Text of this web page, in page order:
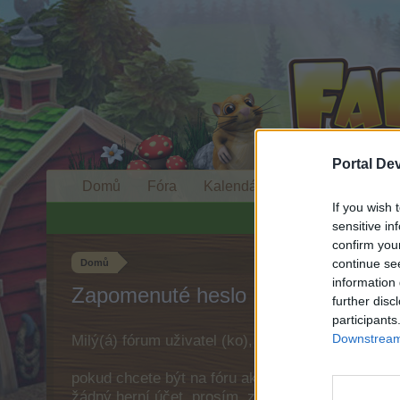
Portal
If you wish
sensitive
confirm
continue
information
further
Domů
Zapomenuté heslo
Milý(á) fórum uživatel (ko),
pokud chcete být na fóru aktivní a máte zájem
Domů Fóra Kalendář